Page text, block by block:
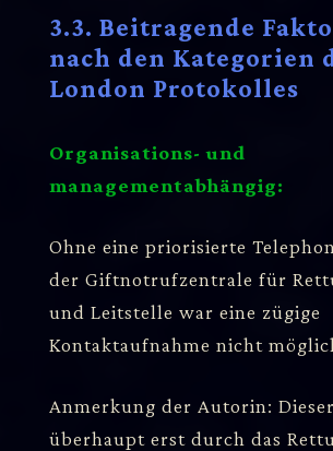
3.3. Beitragende
nach den Kategorien
London Protokolles
Organisations- und
managementabhängig:
Ohne eine priorisierte
der Giftnotrufzentrale für
und Leitstelle war eine zügige
Kontaktaufnahme nicht
Anmerkung der Autorin:
überhaupt erst durch das